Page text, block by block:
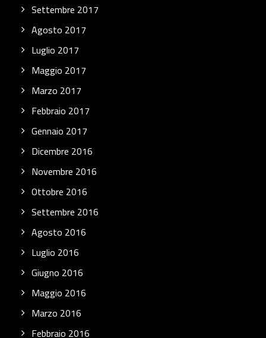
Settembre 2017
Agosto 2017
Luglio 2017
Maggio 2017
Marzo 2017
Febbraio 2017
Gennaio 2017
Dicembre 2016
Novembre 2016
Ottobre 2016
Settembre 2016
Agosto 2016
Luglio 2016
Giugno 2016
Maggio 2016
Marzo 2016
Febbraio 2016